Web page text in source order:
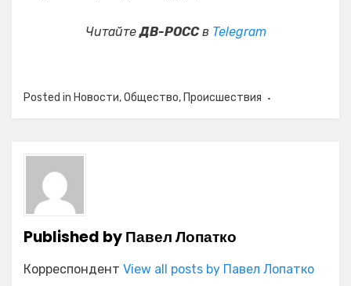
ЧитайтеДВ-РОССв Telegram
Posted in Новости,Общество, Происшествия
Published byПавел Лопатко
Корреспондент View all posts by Павел Лопатко